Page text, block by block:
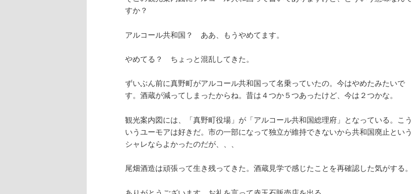
すか？
アルコール共和国？ ああ、もうやめてます。
やめてる？ ちょっと混乱してきた。
ずいぶん前に真野町がアルコール共和国って名乗っていたの。今はやめたみたいで
す。酒蔵が減ってしまったからね。昔は４つか５つあったけど、 今は２つかな。
観光案内図には、「真野町役場」が「アルコール共和国総理府」となっている。こう
いうユーモアは好きだ。市の一部になって独立が維持できないから共和国廃止という
シャレならよかったのだが、、、
尾畑酒造は頑張って生き残ってきた。酒蔵見学で感じたことを再確認した気がする。